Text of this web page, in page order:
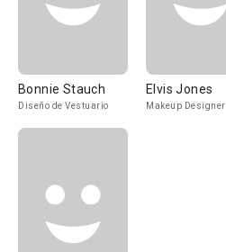
Bonnie Stauch
Diseño de Vestuario
Elvis Jones
Makeup Designer